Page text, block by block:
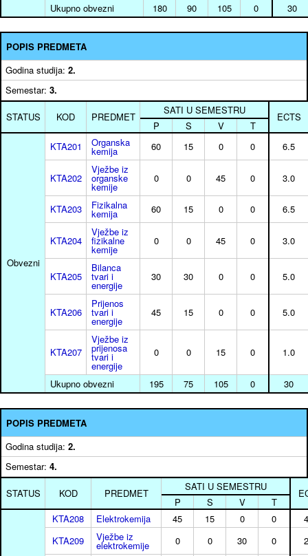
Ukupno obvezni
180 90 105 0 30
POPIS PREDMETA
Godina studija:2.
Semestar:3.
STATUS KOD PREDMET
SATI U SEMESTRU
ECTS
P S V T
Obvezni
KTA201 Organska
kemija 60 15 0 0 6.5
KTA202
Vježbe iz
organske
kemije
0 0 45 0 3.0
KTA203 Fizikalna
kemija 60 15 0 0 6.5
KTA204
Vježbe iz
fizikalne
kemije
0 0 45 0 3.0
KTA205
Bilanca
tvari i
energije
30 30 0 0 5.0
KTA206
Prijenos
tvari i
energije
45 15 0 0 5.0
KTA207
Vježbe iz
prijenosa
tvari i
energije
0 0 15 0 1.0
Ukupno obvezni 195 75 105 0 30
POPIS PREDMETA
Godina studija:2.
Semestar:4.
STATUS KOD PREDMET
SATI U SEMESTRU
P S V T
KTA208 Elektrokemija 45 15 0 0
KTA209
Vježbe iz
elektrokemije 0 0 30 0